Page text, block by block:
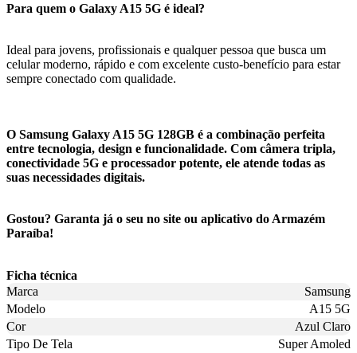
Para quem o Galaxy A15 5G é ideal?
Ideal para jovens, profissionais e qualquer pessoa que busca um
celular moderno, rápido e com excelente custo-benefício para estar
sempre conectado com qualidade.
O Samsung Galaxy A15 5G 128GB é a combinação perfeita
entre tecnologia, design e funcionalidade. Com câmera tripla,
conectividade 5G e processador potente, ele atende todas as
suas necessidades digitais.
Gostou? Garanta já o seu no site ou aplicativo do Armazém
Paraíba!
Ficha técnica
Marca
Samsung
Modelo
A15 5G
Cor
Azul Claro
Tipo De Tela
Super Amoled